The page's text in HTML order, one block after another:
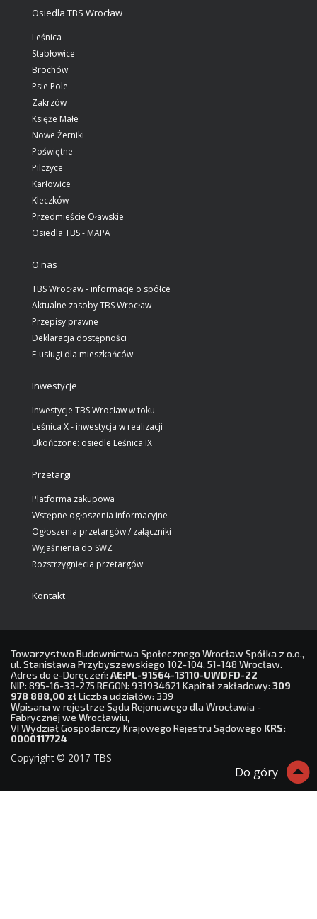
Osiedla TBS Wrocław
Leśnica
Stabłowice
Brochów
Psie Pole
Zakrzów
Księże Małe
Nowe Żerniki
Poświętne
Pilczyce
Karłowice
Kleczków
Przedmieście Oławskie
Osiedla TBS - MAPA
O nas
TBS Wrocław - informacje o spółce
Aktualne zasoby TBS Wrocław
Przepisy prawne
Deklaracja dostępności
E-usługi dla mieszkańców
Inwestycje
Inwestycje TBS Wrocław w toku
Leśnica X - inwestycja w realizacji
Ukończone: osiedle Leśnica IX
Przetargi
Platforma zakupowa
Wstępne ogłoszenia informacyjne
Ogłoszenia przetargów / załączniki
Wyjaśnienia do SWZ
Rozstrzygnięcia przetargów
Kontakt
Towarzystwo Budownictwa Społecznego Wrocław Spółka z o.o.,
ul. Stanisława Przybyszewskiego 102-104, 51-148 Wrocław.
Adres do e-Doręczeń: AE:PL-91564-13110-UWDFD-22
NIP: 895-16-33-275 REGON: 931934621 Kapitał zakładowy: 309
978 888,00 złLiczba udziałów: 339
Wpisana w rejestrze Sądu Rejonowego dla Wrocławia -
Fabrycznej we Wrocławiu,
VI Wydział Gospodarczy Krajowego Rejestru Sądowego KRS:
0000117724
Copyright © 2017 TBS
Do góry